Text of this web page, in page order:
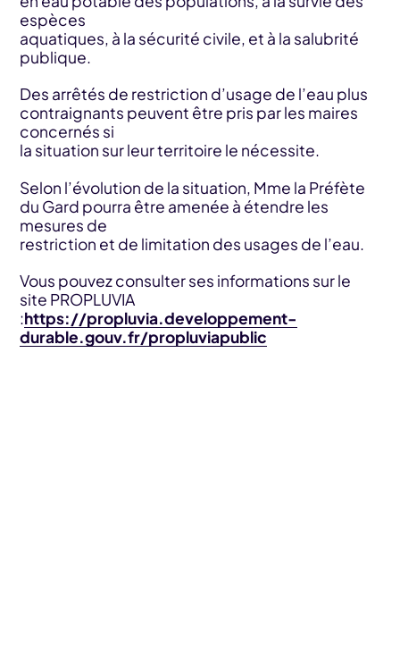
espèces
aquatiques, à la sécurité civile, et à la salubrité
publique.
Des arrêtés de restriction d’usage de l’eau plus
contraignants peuvent être pris par les maires
concernés si
la situation sur leur territoire le nécessite.
Selon l’évolution de la situation, Mme la Préfète
du Gard pourra être amenée à étendre les
mesures de
restriction et de limitation des usages de l’eau.
Vous pouvez consulter ses informations sur le
site PROPLUVIA
:https://propluvia.developpement-
durable.gouv.fr/propluviapublic